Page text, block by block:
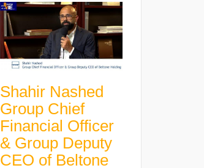
Shahir Nashed
Group Chief
Financial Officer
& Group Deputy
CEO of Beltone